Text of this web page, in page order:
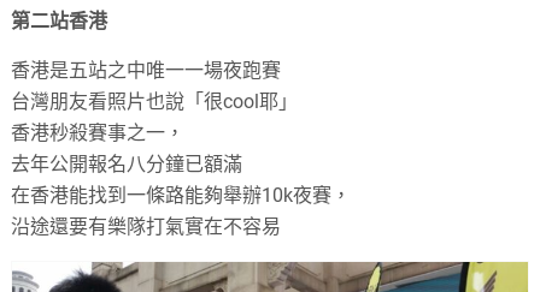
第二站香港
香港是五站之中唯一一場夜跑賽
台灣朋友看照片也說「很cool耶」
香港秒殺賽事之一，
去年公開報名八分鐘已額滿
在香港能找到一條路能夠舉辦10k夜賽，
沿途還要有樂隊打氣實在不容易